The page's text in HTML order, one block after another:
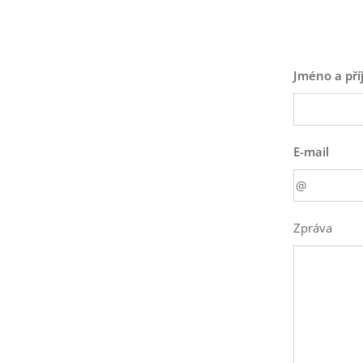
Jméno a
E-mail
Zpráva